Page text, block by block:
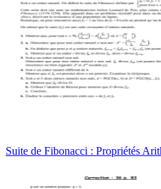
Suite de Fibonacci : Propriétés